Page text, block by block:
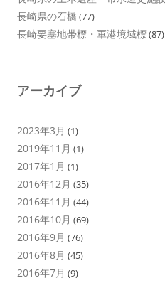
長崎県の石橋 (77)
長崎要塞地帯標・軍港境域標(87)
アーカイブ
2023年3月 (1)
2019年11月 (1)
2017年1月 (1)
2016年12月 (35)
2016年11月 (44)
2016年10月 (69)
2016年9月 (76)
2016年8月 (45)
2016年7月 (9)